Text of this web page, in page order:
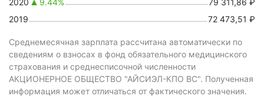
2020 9.44%
79 311,86 ₽
2019
72 473,51 ₽
Среднемесячная зарплата рассчитана автоматически по
сведениям о взносах в фонд обязательного медицинского
страхования и среднесписочной численности
АКЦИОНЕРНОЕ ОБЩЕСТВО "АЙСИЭЛ-КПО ВС". Полученная
информация может отличаться от фактического значения.